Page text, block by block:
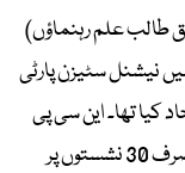
طالب علم رہنماؤں)
نیشنل سٹیزن پارٹی
کیا تھا۔ این سی پی
نے قومی اسمبلی کی 300 نشستوں میں سے صرف 30 نشستوں پر